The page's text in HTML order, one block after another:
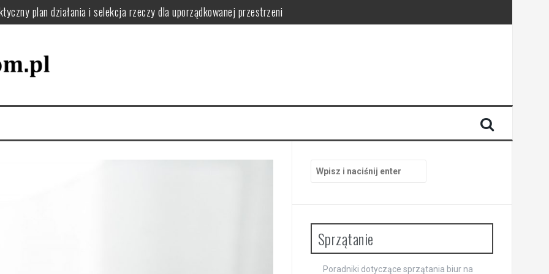
plan działania i selekcja rzeczy dla uporządkowanej przestrzeni
uszczelki i uniknąć awarii w domu
układać naczynia i dbać o zmywarkę dla wygody i efektywności pracy
funkcjonalną pralnię i uniknąć bałaganu
w domu: praktyczne nawyki i naturalne sposoby
Sprzątanie
Poradniki dotyczące sprzątania biur na